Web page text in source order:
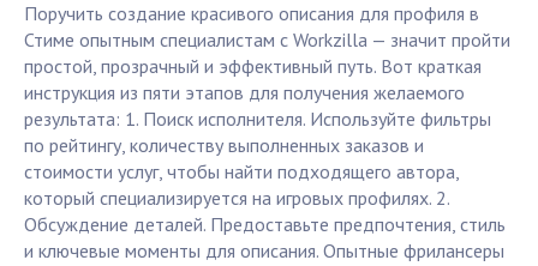
Поручить создание красивого описания для профиля в
Стиме опытным специалистам с Workzilla — значит пройти
простой, прозрачный и эффективный путь. Вот краткая
инструкция из пяти этапов для получения желаемого
результата: 1. Поиск исполнителя. Используйте фильтры
по рейтингу, количеству выполненных заказов и
стоимости услуг, чтобы найти подходящего автора,
который специализируется на игровых профилях. 2.
Обсуждение деталей. Предоставьте предпочтения, стиль
и ключевые моменты для описания. Опытные фрилансеры